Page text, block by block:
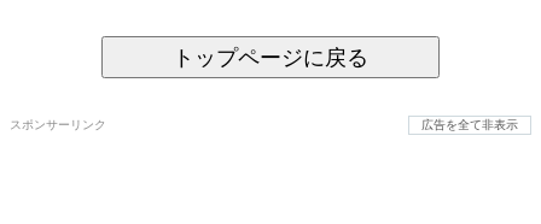
トップページに戻る
スポンサーリンク 広告を全て非表示